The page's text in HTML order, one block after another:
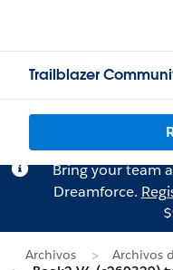
Trailblazer
Bring your team
Dreamforce.
Archivos
Archivos